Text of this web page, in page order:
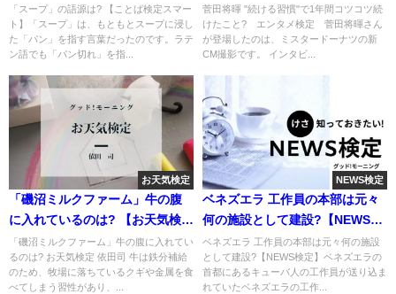
「スープ」の語源は? 【ことば検定スマー
ト】「スープ」は、もともとスープに浸し
た「パン」を指す言葉だったのです。ラテ
ン語でも「パン切れ」を指...
定】
菅田将暉 "続ける習慣"で1年間コツコツ続
けたこと? エンタメ検定 菅田将暉さん
が登場したのは、ミスタードーナツの新
CM撮影です。 インタビ...
お天気検定
「磯沼ミルクファーム」牛の腹
に入れているのは? 【お天気検
定】
「磯沼ミルクファーム」牛の腹に入れてい
るのは? お天気検定 依田司 牛は鉄分補給
のため、牧場に落ちているクギや金属を食
べてしまう習性があり、...
NEWS検定
ベネズエラ 工作員の本部は元々
何の施設として建設?【NEWS検
定】
ベネズエラ 工作員の本部は元々何の施設
として建設?【NEWS検定】ベネズエラの
首都にあるキューバ人の工作員が送り込ま
れていたベネズエラの工作...